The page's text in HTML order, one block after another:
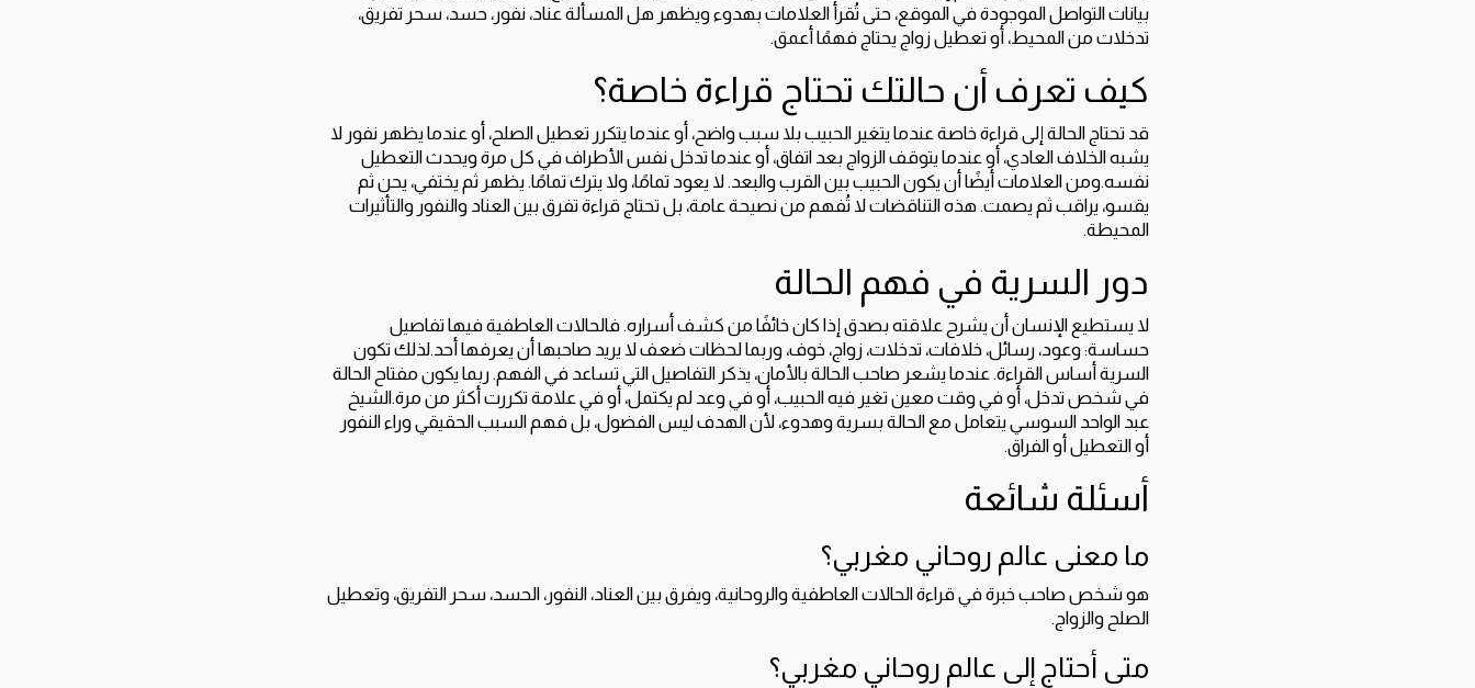
بيانات التواصل الموجودة في الموقع، حتى تُقرأ العلامات بهدوء ويظهر هل المسألة عناد، نفور، حسد، سحر تفريق،
تدخلات من المحيط، أو تعطيل زواج يحتاج فهمًا أعمق.
كيف تعرف أن حالتك تحتاج قراءة خاصة؟
قد تحتاج الحالة إلى قراءة خاصة عندما يتغير الحبيب بلا سبب واضح، أو عندما يتكرر تعطيل الصلح، أو عندما يظهر نفور لا
يشبه الخلاف العادي، أو عندما يتوقف الزواج بعد اتفاق، أو عندما تدخل نفس الأطراف في كل مرة ويحدث التعطيل
نفسه.ومن العلامات أيضًا أن يكون الحبيب بين القرب والبعد. لا يعود تمامًا، ولا يترك تمامًا. يظهر ثم يختفي، يحن ثم
يقسو، يراقب ثم يصمت. هذه التناقضات لا تُفهم من نصيحة عامة، بل تحتاج قراءة تفرق بين العناد والنفور والتأثيرات
المحيطة.
دور السرية في فهم الحالة
لا يستطيع الإنسان أن يشرح علاقته بصدق إذا كان خائفًا من كشف أسراره. فالحالات العاطفية فيها تفاصيل
حساسة: وعود، رسائل، خلافات، تدخلات، زواج، خوف، وربما لحظات ضعف لا يريد صاحبها أن يعرفها أحد.لذلك تكون
السرية أساس القراءة. عندما يشعر صاحب الحالة بالأمان، يذكر التفاصيل التي تساعد في الفهم. ربما يكون مفتاح الحالة
في شخص تدخل، أو في وقت معين تغير فيه الحبيب، أو في وعد لم يكتمل، أو في علامة تكررت أكثر من مرة.الشيخ
عبد الواحد السوسي يتعامل مع الحالة بسرية وهدوء، لأن الهدف ليس الفضول، بل فهم السبب الحقيقي وراء النفور
أو التعطيل أو الفراق.
أسئلة شائعة
ما معنى عالم روحاني مغربي؟
هو شخص صاحب خبرة في قراءة الحالات العاطفية والروحانية، ويفرق بين العناد، النفور، الحسد، سحر التفريق، وتعطيل
الصلح والزواج.
متى أحتاج إلى عالم روحاني مغربي؟